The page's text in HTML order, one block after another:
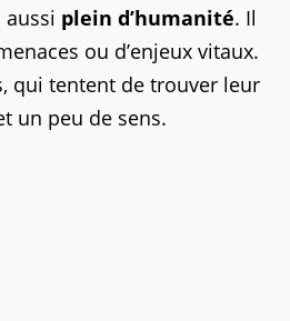
plein d’humanité. Il
ou d’enjeux vitaux.
qui tentent de trouver leur
un peu de sens.